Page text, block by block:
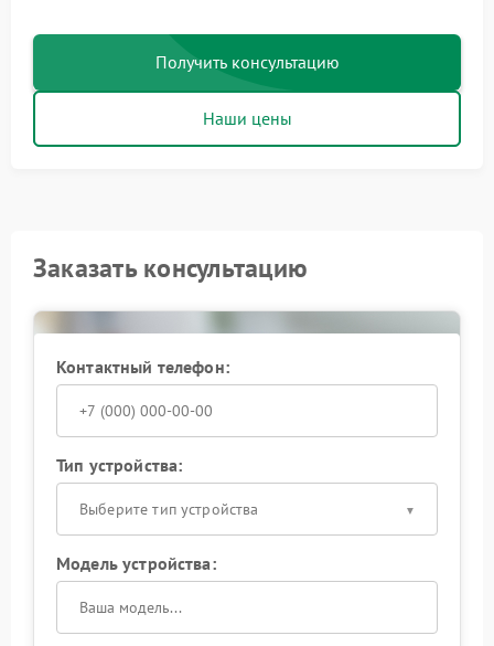
Получить консультацию
Наши цены
Заказать консультацию
Контактный телефон:
Тип устройства:
Выберите тип устройства
Модель устройства: